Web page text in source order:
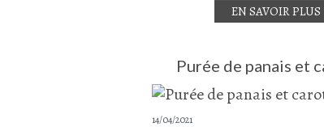
EN SAVOIR PLUS
Purée de panais et
14/04/2021